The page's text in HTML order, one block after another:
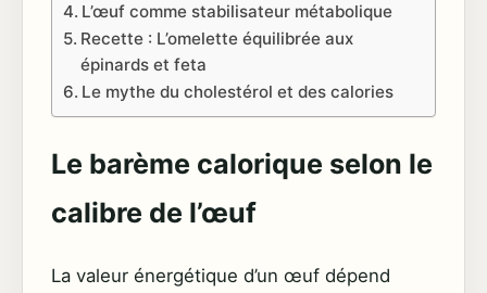
L’œuf comme stabilisateur métabolique
Recette : L’omelette équilibrée aux
épinards et feta
Le mythe du cholestérol et des calories
Le barème calorique selon le
calibre de l’œuf
La valeur énergétique d’un œuf dépend